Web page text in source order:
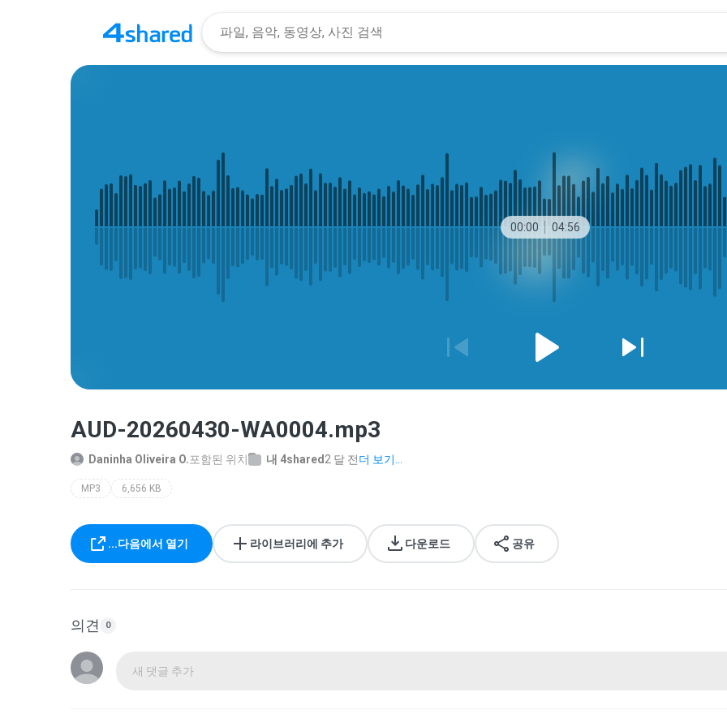
00:00 04:56
AUD-20260430-WA0004.mp3
Daninha Oliveira O.포함된 위치 내 4shared 2 달 전더 보기...
MP3 6,656 KB
...다음에서 열기 라이브러리에 추가 다운로드 공유
의견 0
새 댓글 추가